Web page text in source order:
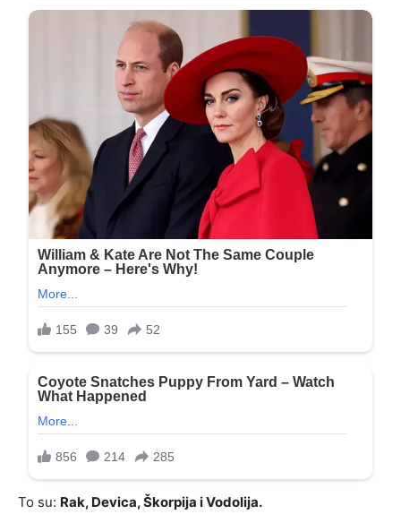
To su: Rak, Devica, Škorpija i Vodolija.